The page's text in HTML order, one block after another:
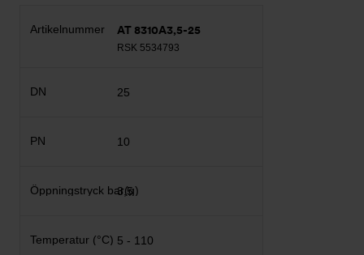
AT 8310A3,5-25
RSK 5534793
25
10
3,5
5 - 110